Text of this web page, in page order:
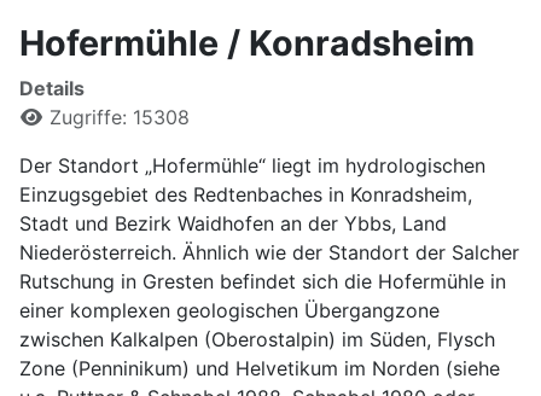
Hofermühle / Konradsheim
Details
Zugriffe: 15308
Der Standort „Hofermühle“ liegt im hydrologischen
Einzugsgebiet des Redtenbaches in Konradsheim,
Stadt und Bezirk Waidhofen an der Ybbs, Land
Niederösterreich. Ähnlich wie der Standort der Salcher
Rutschung in Gresten befindet sich die Hofermühle in
einer komplexen geologischen Übergangzone
zwischen Kalkalpen (Oberostalpin) im Süden, Flysch
Zone (Penninikum) und Helvetikum im Norden (siehe